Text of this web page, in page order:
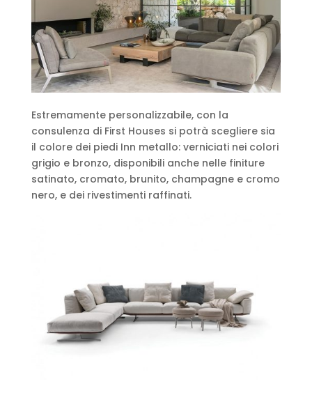
Estremamente personalizzabile, con la
consulenza di First Houses si potrà scegliere sia
il colore dei piedi Inn metallo: verniciati nei colori
grigio e bronzo, disponibili anche nelle finiture
satinato, cromato, brunito, champagne e cromo
nero, e dei rivestimenti raffinati.